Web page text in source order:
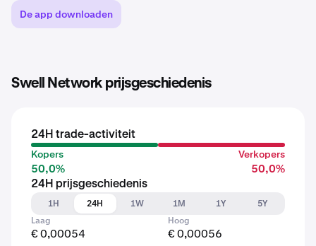
De app downloaden
Swell Network prijsgeschiedenis
24H trade-activiteit
Kopers
50,0%
Verkopers
50,0%
24H prijsgeschiedenis
1H
24H 1W 1M 1Y
5Y
Laag
€ 0,00054
Hoog
€ 0,00056